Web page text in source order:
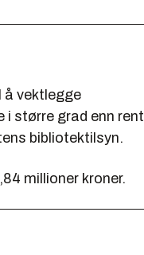
å vektlegge
i større grad enn rent
bibliotektilsyn.
millioner kroner.